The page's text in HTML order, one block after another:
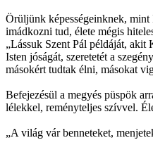
Örüljünk képességeinknek, mint
imádkozni tud, élete mégis
„Lássuk Szent Pál példáját, akit
Isten jóságát, szeretetét a
másokért tudtak élni, másokat
Befejezésül a megyés püspök
lélekkel, reményteljes szívvel.
„A világ vár benneteket,